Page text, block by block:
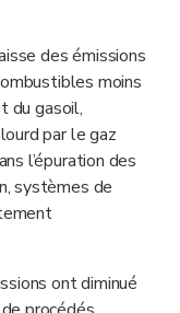
des émissions
moins
du gasoil,
par le gaz
l’épuration des
systèmes de
ont diminué